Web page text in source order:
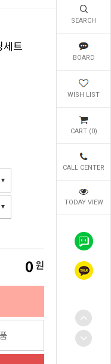
SEARCH
BOARD
WISH LIST
CART (0)
CALL CENTER
TODAY VIEW
세트
0 원